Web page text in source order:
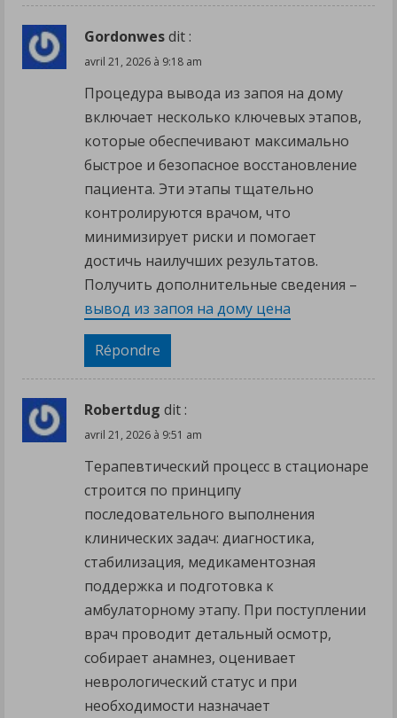
Gordonwesdit :
avril 21, 2026 à 9:18 am
Процедура вывода из запоя на дому
включает несколько ключевых этапов,
которые обеспечивают максимально
быстрое и безопасное восстановление
пациента. Эти этапы тщательно
контролируются врачом, что
минимизирует риски и помогает
достичь наилучших результатов.
Получить дополнительные сведения –
вывод из запоя на дому цена
Répondre
Robertdug dit :
avril 21, 2026 à 9:51 am
Терапевтический процесс в стационаре
строится по принципу
последовательного выполнения
клинических задач: диагностика,
стабилизация, медикаментозная
поддержка и подготовка к
амбулаторному этапу. При поступлении
врач проводит детальный осмотр,
собирает анамнез, оценивает
неврологический статус и при
необходимости назначает